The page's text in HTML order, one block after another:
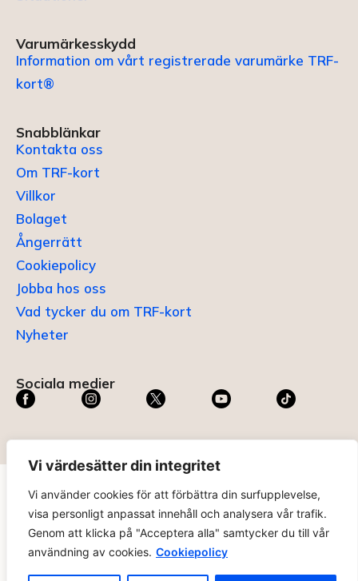
Vi värdesätter din integritet
Vi använder cookies för att förbättra din surfupplevelse,
visa personligt anpassat innehåll och analysera vår trafik.
Genom att klicka på "Acceptera alla" samtycker du till vår
användning av cookies. Cookiepolicy
Varumärkesskydd
Information om vårt registrerade varumärke TRF-
kort®
Snabblänkar
Kontakta oss
Om TRF-kort
Villkor
Bolaget
Ångerrätt
Cookiepolicy
Jobba hos oss
Vad tycker du om TRF-kort
Nyheter
Sociala medier
TRF KORT®är ett registrerat varumärke som innehas av
ABC Digital AB (nr 636465) hosPatent- och
registreringsverket
.